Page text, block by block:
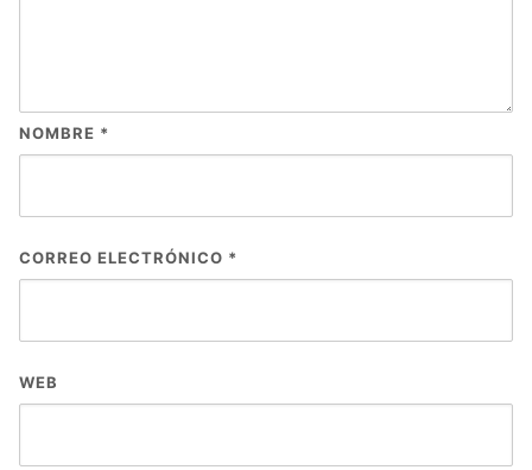
NOMBRE *
CORREO ELECTRÓNICO *
WEB